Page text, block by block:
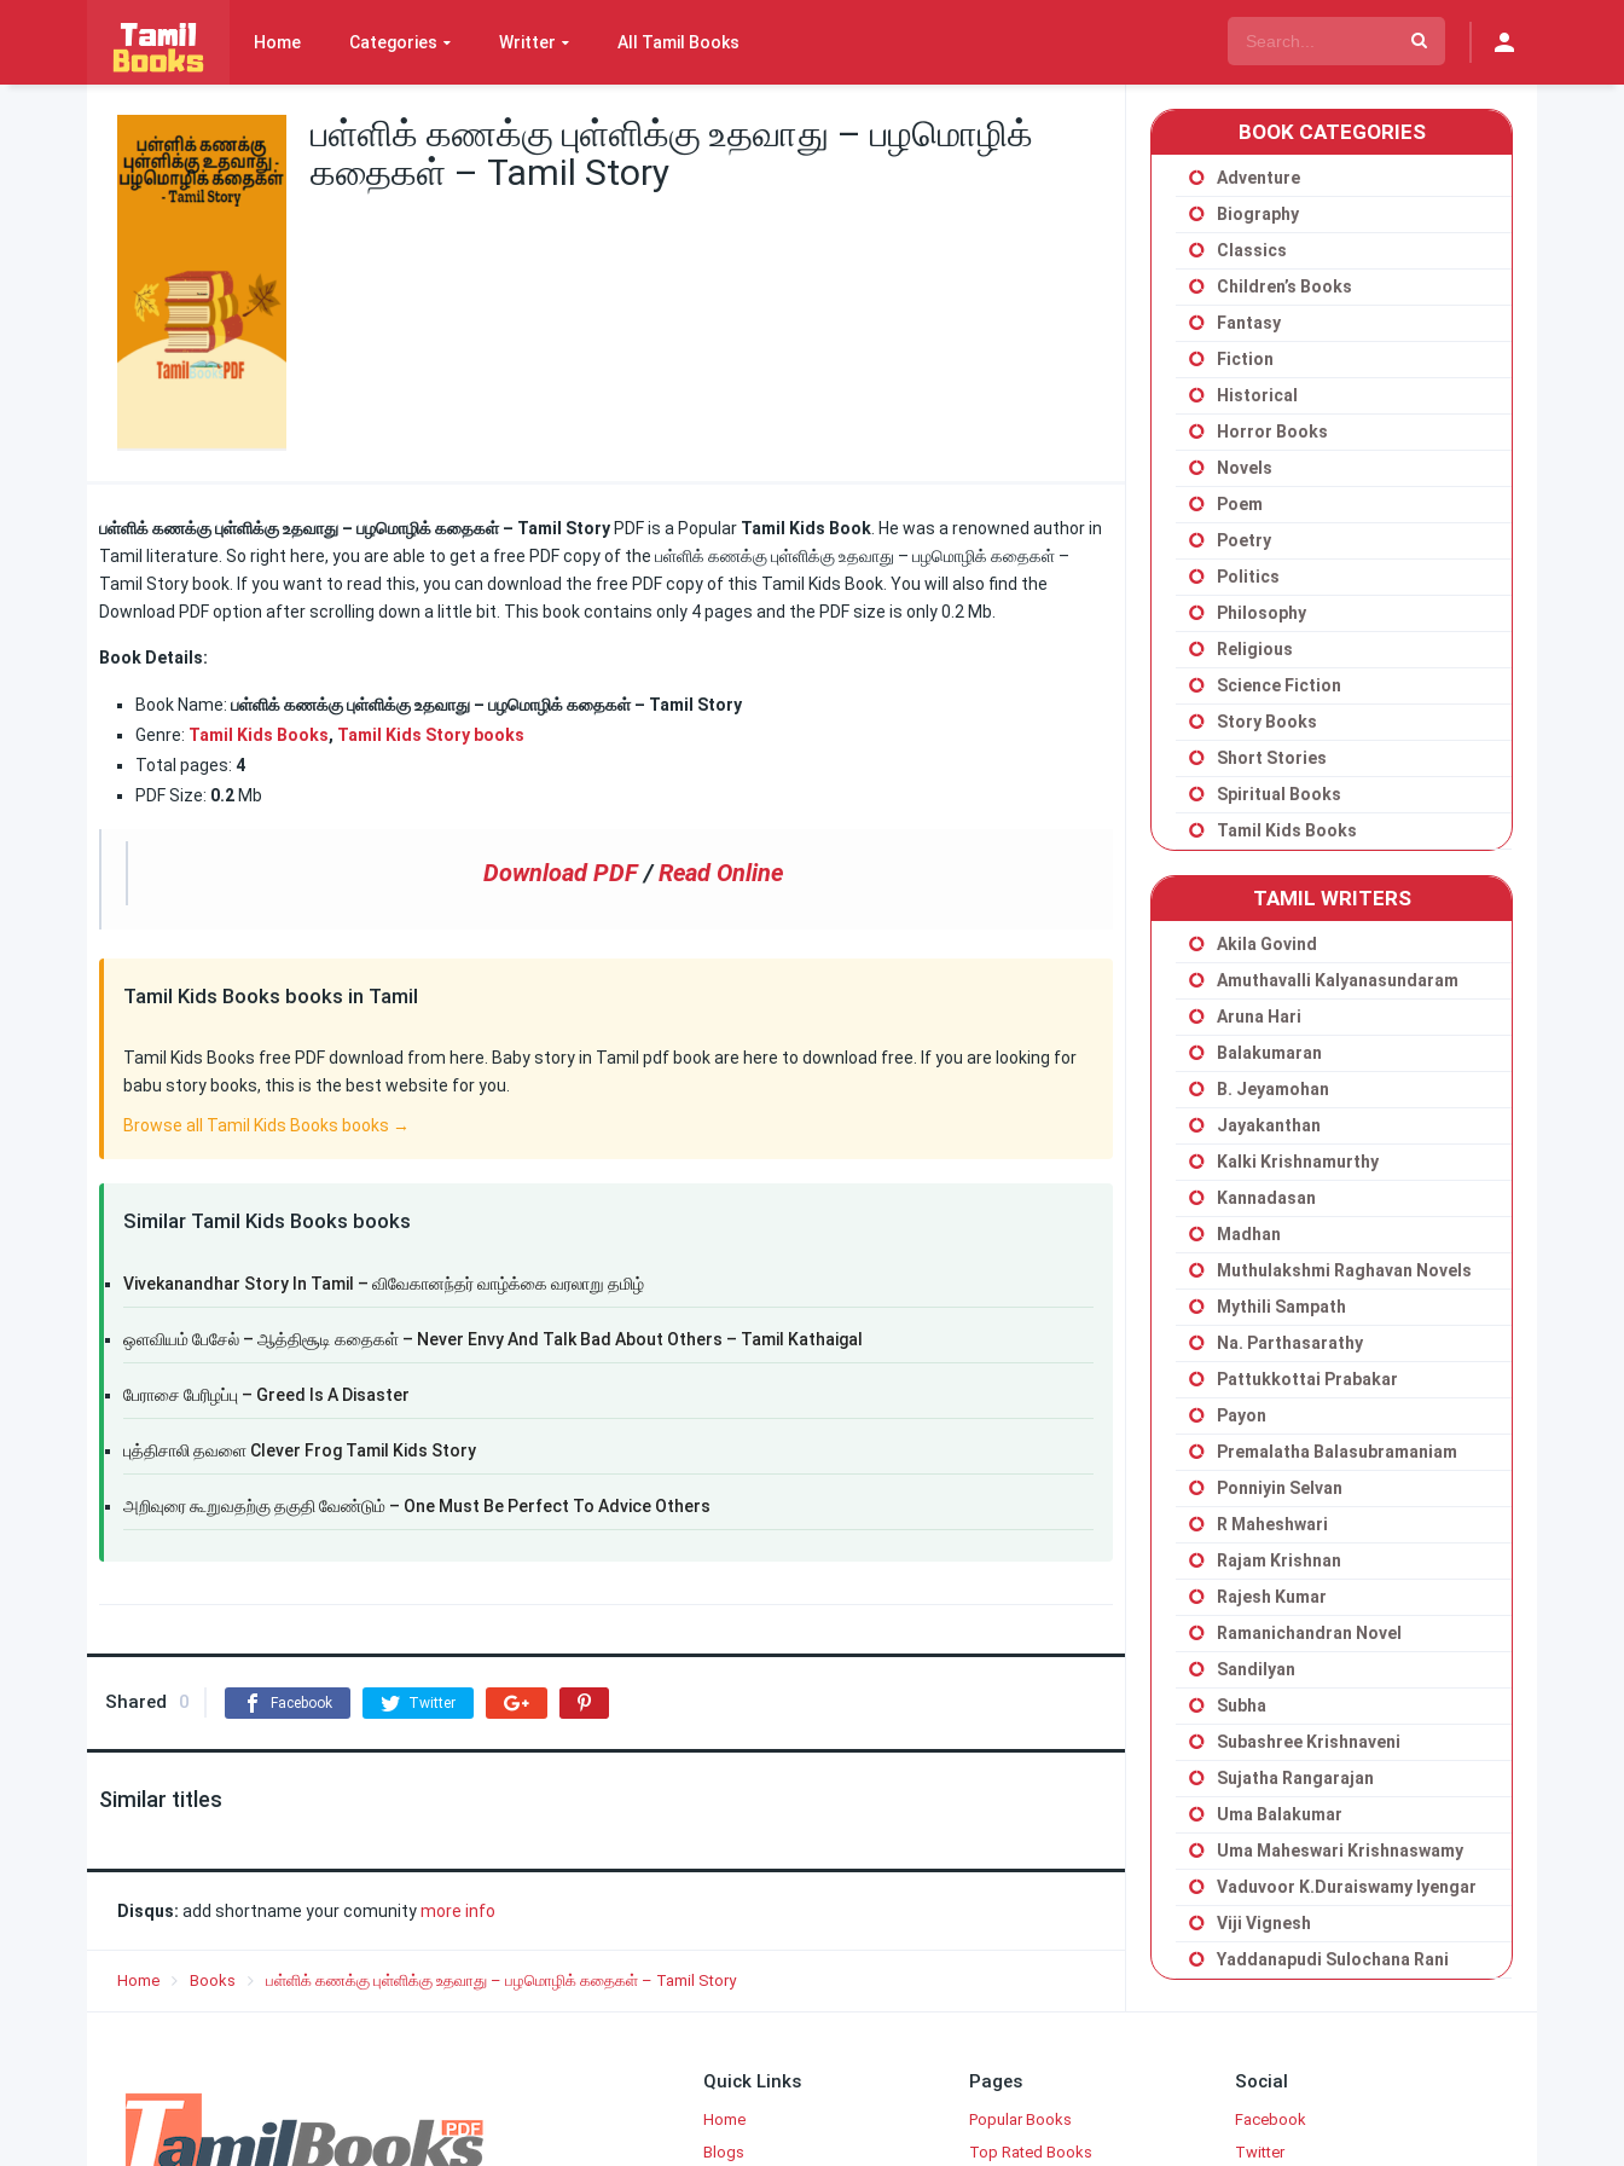
Home Categories Writter All Tamil Books
பள்ளிக் கணக்கு புள்ளிக்கு உதவாது – பழமொழிக்
கதைகள் – Tamil Story
பள்ளிக் கணக்கு புள்ளிக்கு உதவாது – பழமொழிக் கதைகள் – Tamil Story PDF is a Popular Tamil Kids Book . He was a renowned author in
Tamil literature. So right here, you are able to get a free PDF copy of the பள்ளிக் கணக்கு புள்ளிக்கு உதவாது – பழமொழிக் கதைகள் –
Tamil Story book. If you want to read this, you can download the free PDF copy of this Tamil Kids Book. You will also find the
Download PDF option after scrolling down a little bit. This book contains only 4 pages and the PDF size is only 0.2 Mb.
Book Details:
Book Name: பள்ளிக் கணக்கு புள்ளிக்கு உதவாது – பழமொழிக் கதைகள் – Tamil Story
Genre: Tamil Kids Books, Tamil Kids Story books
Total pages: 4
PDF Size: 0.2 Mb
Download PDF /Read Online
Tamil Kids Books books in Tamil
Tamil Kids Books free PDF download from here. Baby story in Tamil pdf book are here to download free. If you are looking for
babu story books, this is the best website for you.
Browse all Tamil Kids Books books →
Similar Tamil Kids Books books
Vivekanandhar Story In Tamil – விவேகானந்தர் வாழ்க்கை வரலாறு தமிழ்
ஒளவியம் பேசேல் – ஆத்திசூடி கதைகள் – Never Envy And Talk Bad About Others – Tamil Kathaigal
பேராசை பேரிழப்பு – Greed Is A Disaster
புத்திசாலி தவளை Clever Frog Tamil Kids Story
அறிவுரை கூறுவதற்கு தகுதி வேண்டும் – One Must Be Perfect To Advice Others
Shared 0 Facebook Twitter
Similar titles
Disqus: add shortname your comunitymore info
Home Books பள்ளிக் கணக்கு புள்ளிக்கு உதவாது – பழமொழிக் கதைகள் – Tamil Story
BOOK CATEGORIES
Adventure
Biography
Classics
Children’s Books
Fantasy
Fiction
Historical
Horror Books
Novels
Poem
Poetry
Politics
Philosophy
Religious
Science Fiction
Story Books
Short Stories
Spiritual Books
Tamil Kids Books
TAMIL WRITERS
Akila Govind
Amuthavalli Kalyanasundaram
Aruna Hari
Balakumaran
B. Jeyamohan
Jayakanthan
Kalki Krishnamurthy
Kannadasan
Madhan
Muthulakshmi Raghavan Novels
Mythili Sampath
Na. Parthasarathy
Pattukkottai Prabakar
Payon
Premalatha Balasubramaniam
Ponniyin Selvan
R Maheshwari
Rajam Krishnan
Rajesh Kumar
Ramanichandran Novel
Sandilyan
Subha
Subashree Krishnaveni
Sujatha Rangarajan
Uma Balakumar
Uma Maheswari Krishnaswamy
Vaduvoor K.Duraiswamy Iyengar
Viji Vignesh
Yaddanapudi Sulochana Rani
Quick Links
Home
Blogs
Pages
Popular Books
Top Rated Books
Social
Facebook
Twitter